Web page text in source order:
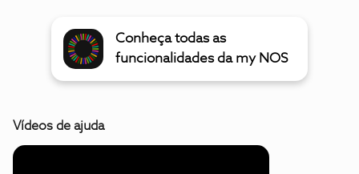
Conheça todas as
funcionalidades da my NOS
Vídeos de ajuda